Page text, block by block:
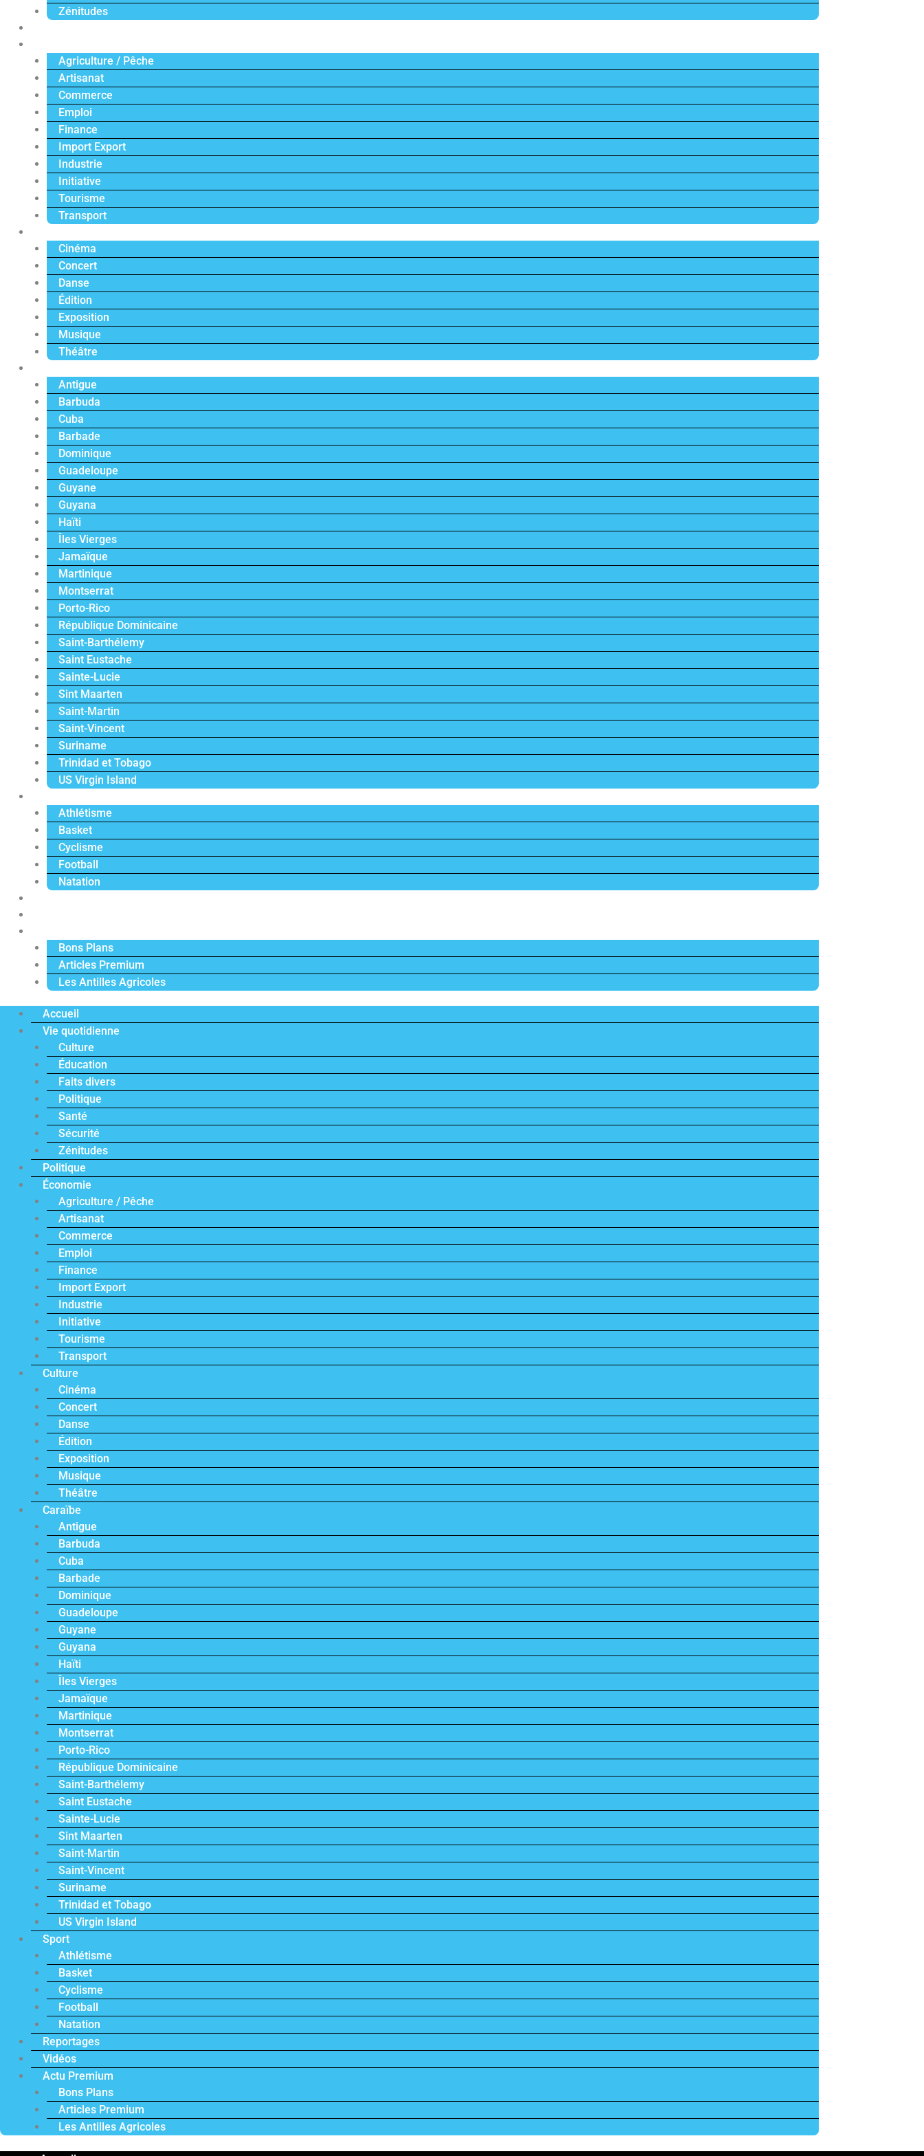
Zénitudes
Agriculture / Pêche
Artisanat
Commerce
Emploi
Finance
Import Export
Industrie
Initiative
Tourisme
Transport
Cinéma
Concert
Danse
Édition
Exposition
Musique
Théâtre
Antigue
Barbuda
Cuba
Barbade
Dominique
Guadeloupe
Guyane
Guyana
Haïti
Îles Vierges
Jamaïque
Martinique
Montserrat
Porto-Rico
République Dominicaine
Saint-Barthélemy
Saint Eustache
Sainte-Lucie
Sint Maarten
Saint-Martin
Saint-Vincent
Suriname
Trinidad et Tobago
US Virgin Island
Athlétisme
Basket
Cyclisme
Football
Natation
Bons Plans
Articles Premium
Les Antilles Agricoles
Accueil
Vie quotidienne
Culture
Éducation
Faits divers
Politique
Santé
Sécurité
Zénitudes
Politique
Économie
Agriculture / Pêche
Artisanat
Commerce
Emploi
Finance
Import Export
Industrie
Initiative
Tourisme
Transport
Culture
Cinéma
Concert
Danse
Édition
Exposition
Musique
Théâtre
Caraïbe
Antigue
Barbuda
Cuba
Barbade
Dominique
Guadeloupe
Guyane
Guyana
Haïti
Îles Vierges
Jamaïque
Martinique
Montserrat
Porto-Rico
République Dominicaine
Saint-Barthélemy
Saint Eustache
Sainte-Lucie
Sint Maarten
Saint-Martin
Saint-Vincent
Suriname
Trinidad et Tobago
US Virgin Island
Sport
Athlétisme
Basket
Cyclisme
Football
Natation
Reportages
Vidéos
Actu Premium
Bons Plans
Articles Premium
Les Antilles Agricoles